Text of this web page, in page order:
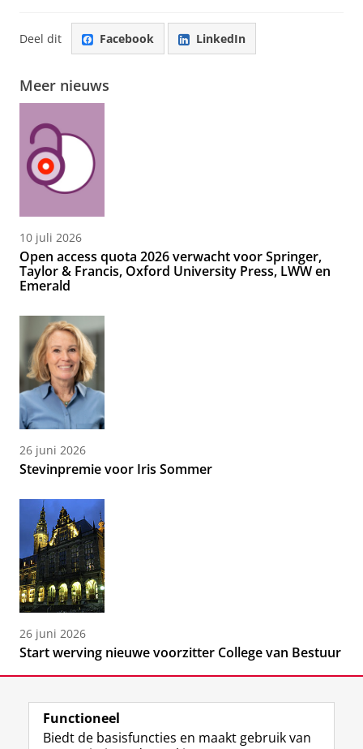
Deel dit Facebook LinkedIn
Meer nieuws
10 juli 2026
Open access quota 2026 verwacht voor Springer,
Taylor & Francis, Oxford University Press, LWW en
Emerald
26 juni 2026
Stevinpremie voor Iris Sommer
26 juni 2026
Start werving nieuwe voorzitter College van Bestuur
Functioneel
Biedt de basisfuncties en maakt gebruik van